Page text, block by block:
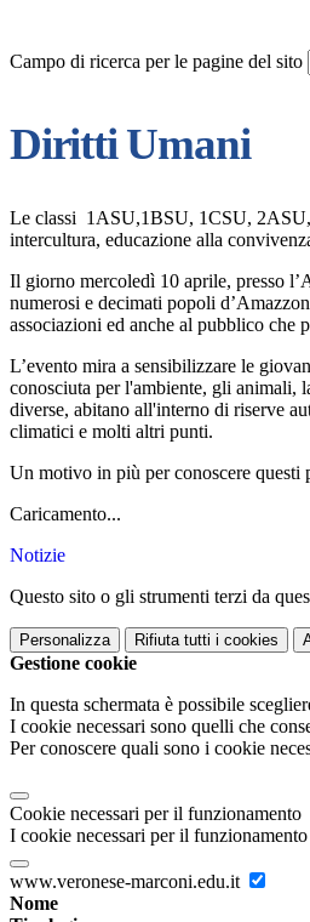
Campo di ricerca per le pagine del sito
Diritti Umani
Le classi 1ASU,1BSU, 1CSU, 2ASU,
intercultura, educazione alla
Il giorno mercoledì 10 aprile, presso
numerosi e decimati popoli
associazioni ed anche al pubblico che
L’evento mira a sensibilizzare le
conosciuta per l'ambiente, gli animali,
diverse, abitano all'interno di riserve
climatici e molti altri punti.
Un motivo in più per conoscere
Caricamento...
Notizie
Questo sito o gli strumenti terzi da
Personalizza Rifiuta tutti i cookies
Gestione cookie
In questa schermata è possibile
I cookie necessari sono quelli che
Per conoscere quali sono i cookie
Cookie necessari per il funzionamento
I cookie necessari per il
www.veronese-marconi.edu.it
Nome